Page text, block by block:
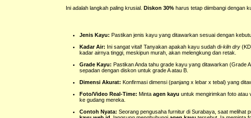
Ini adalah langkah paling krusial. Diskon 30% harus tetap diimbangi dengan
Jenis Kayu: Pastikan jenis kayu yang ditawarkan sesuai dengan
Kadar Air: Ini sangat vital! Tanyakan apakah kayu sudah di-kiln dry
kadar airnya tinggi, meskipun murah, akan melengkung dan retak.
Grade Kayu: Pastikan Anda tahu grade kayu yang ditawarkan (Grade
sepadan dengan diskon untuk grade A atau B.
Dimensi Akurat: Konfirmasi dimensi (panjang x lebar x tebal) yang
Foto/Video Real-Time: Mintaagen kayu untuk mengirimkan foto atau
ke gudang mereka.
Contoh Nyata: Seorang pengusaha furnitur di Surabaya, saat melihat